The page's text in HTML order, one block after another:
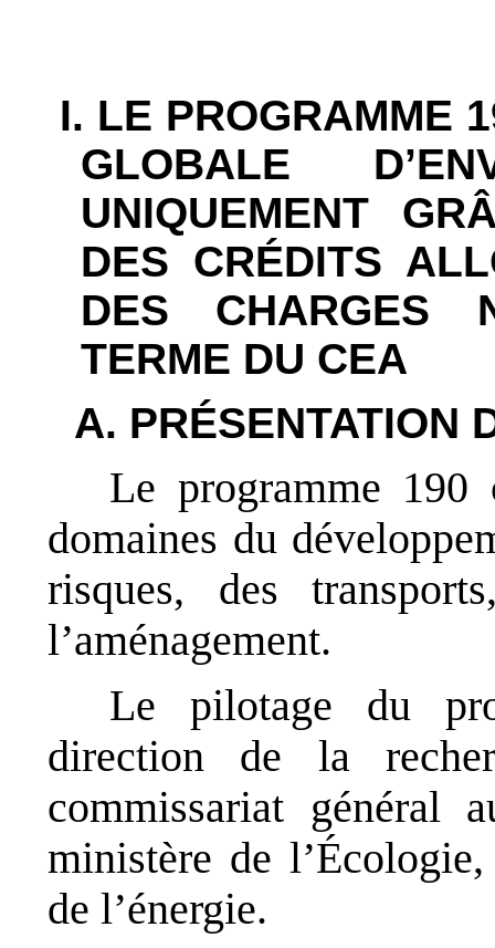
I. LE PROGRAMME
GLOBALE
UNIQUEMENT
DES CRÉDITS
DES CHARGES
TERME DU CEA
A. PRÉSENTATION
Le programme 190
domaines du
risques, des
l’aménagement.
Le pilotage du
direction de la
commissariat général
ministère de
de l’énergie.